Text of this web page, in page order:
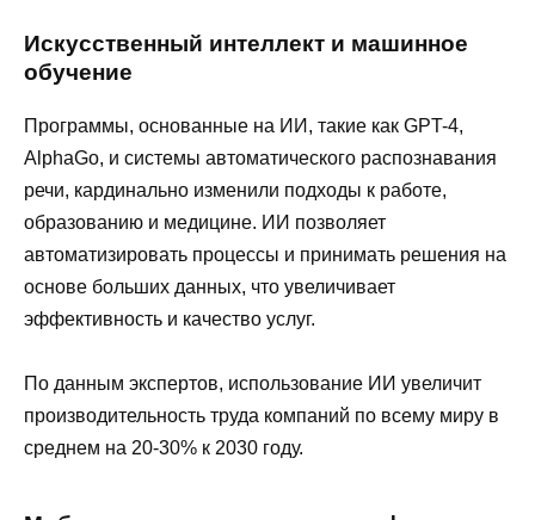
Искусственный интеллект и машинное
обучение
Программы, основанные на ИИ, такие как GPT-4,
AlphaGo, и системы автоматического распознавания
речи, кардинально изменили подходы к работе,
образованию и медицине. ИИ позволяет
автоматизировать процессы и принимать решения на
основе больших данных, что увеличивает
эффективность и качество услуг.
По данным экспертов, использование ИИ увеличит
производительность труда компаний по всему миру в
среднем на 20-30% к 2030 году.